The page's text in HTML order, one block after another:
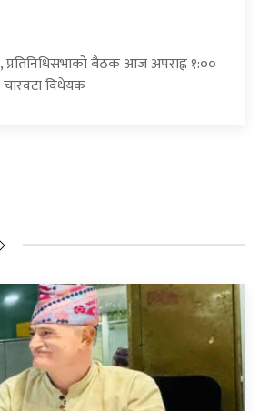
प्रतिनिधिसभाको बैठक आज अपराह्न १:००
विधेयक